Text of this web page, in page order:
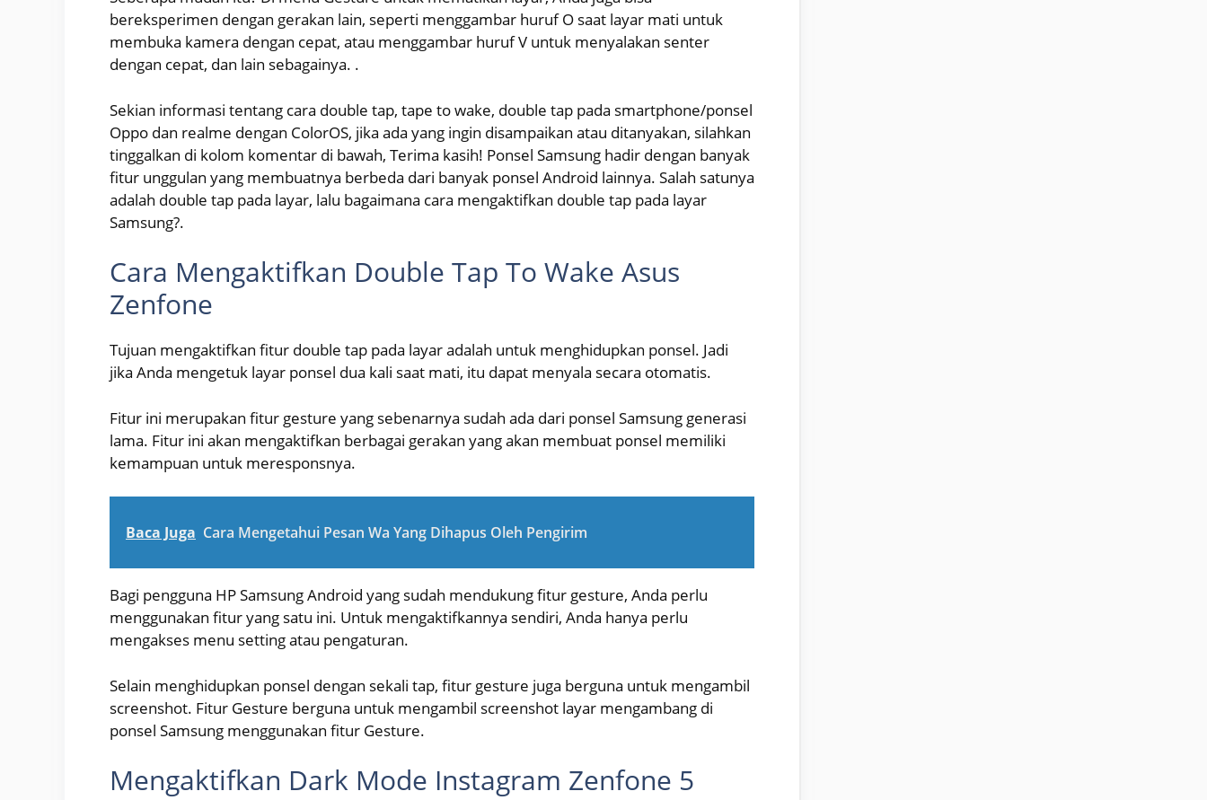
bereksperimen dengan gerakan lain, seperti menggambar huruf O saat layar mati untuk
membuka kamera dengan cepat, atau menggambar huruf V untuk menyalakan senter
dengan cepat, dan lain sebagainya. .
Sekian informasi tentang cara double tap, tape to wake, double tap pada smartphone/ponsel
Oppo dan realme dengan ColorOS, jika ada yang ingin disampaikan atau ditanyakan, silahkan
tinggalkan di kolom komentar di bawah, Terima kasih! Ponsel Samsung hadir dengan banyak
fitur unggulan yang membuatnya berbeda dari banyak ponsel Android lainnya. Salah satunya
adalah double tap pada layar, lalu bagaimana cara mengaktifkan double tap pada layar
Samsung?.
Cara Mengaktifkan Double Tap To Wake Asus
Zenfone
Tujuan mengaktifkan fitur double tap pada layar adalah untuk menghidupkan ponsel. Jadi
jika Anda mengetuk layar ponsel dua kali saat mati, itu dapat menyala secara otomatis.
Fitur ini merupakan fitur gesture yang sebenarnya sudah ada dari ponsel Samsung generasi
lama. Fitur ini akan mengaktifkan berbagai gerakan yang akan membuat ponsel memiliki
kemampuan untuk meresponsnya.
Baca Juga Cara Mengetahui Pesan Wa Yang Dihapus Oleh Pengirim
Bagi pengguna HP Samsung Android yang sudah mendukung fitur gesture, Anda perlu
menggunakan fitur yang satu ini. Untuk mengaktifkannya sendiri, Anda hanya perlu
mengakses menu setting atau pengaturan.
Selain menghidupkan ponsel dengan sekali tap, fitur gesture juga berguna untuk mengambil
screenshot. Fitur Gesture berguna untuk mengambil screenshot layar mengambang di
ponsel Samsung menggunakan fitur Gesture.
Mengaktifkan Dark Mode Instagram Zenfone 5